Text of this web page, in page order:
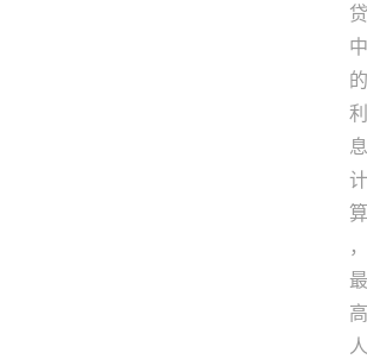
贷
中
的
利
息
计
算
，
最
高
人